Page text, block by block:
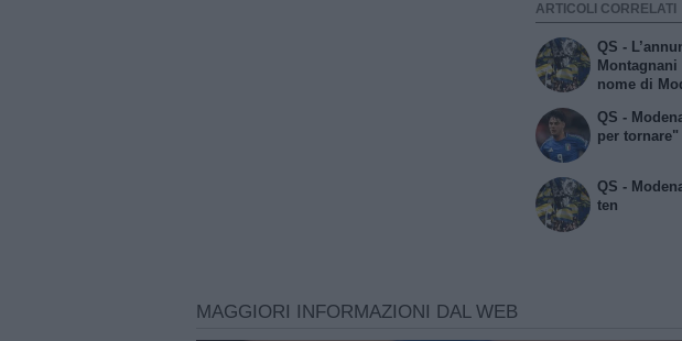
ARTICOLI CORRELATI
QS -
Montagnani
nome di
QS -
per tornare"
QS -
ten